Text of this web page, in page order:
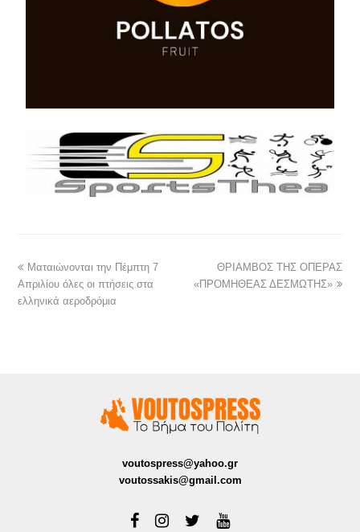
Ματαιώνονται την Πέμπτη 7
Απριλίου όλες οι πτήσεις στα
ελληνικά αεροδρόμια
ΘΡΙΑΜΒΟΣ ΤΗΣ ΟΠΕΡΑΣ
«ΠΡΟΜΗΘΕΑΣ ΔΕΣΜΩΤΗΣ»
voutospress@yahoo.gr
voutossakis@gmail.com